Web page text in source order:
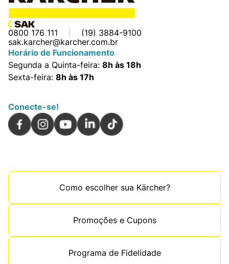
0800 176 111
(19) 3884-9100
sak.karcher@karcher.com.br
Horário de Funcionamento
Segunda a Quinta-feira: 8h às 18h
Sexta-feira: 8h às 17h
Conecte-se!
Como escolher sua Kärcher?
Promoções e Cupons
Programa de Fidelidade